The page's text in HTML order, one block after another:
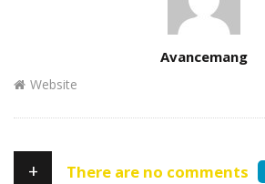
Avancemang
Website
+ There are no comments